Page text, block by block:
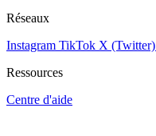
Réseaux
Instagram TikTok X (Twitter)
Ressources
Centre d'aide